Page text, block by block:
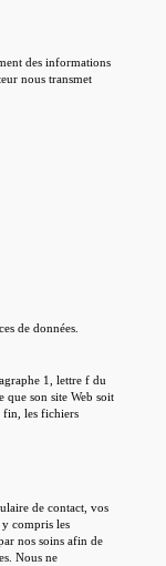
des informations
nous transmet
de données.
1, lettre f du
que son site Web soit
fin, les fichiers
de contact, vos
y compris les
nos soins afin de
Nous ne